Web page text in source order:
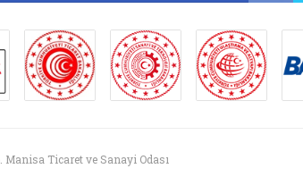
Manisa Ticaret ve Sanayi Odası